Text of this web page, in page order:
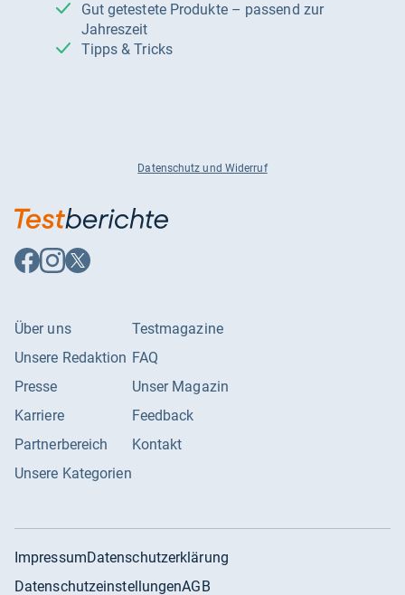
Gut getestete Produkte – passend zur
Jahreszeit
Tipps & Tricks
Datenschutz und Widerruf
Auf
Facebook
Auf
Instagram
Auf
X
Über uns
Unsere Redaktion
Presse
Karriere
Partnerbereich
Unsere Kategorien
Testmagazine
FAQ
Unser Magazin
Feedback
Kontakt
ImpressumDatenschutzerklärung
DatenschutzeinstellungenAGB